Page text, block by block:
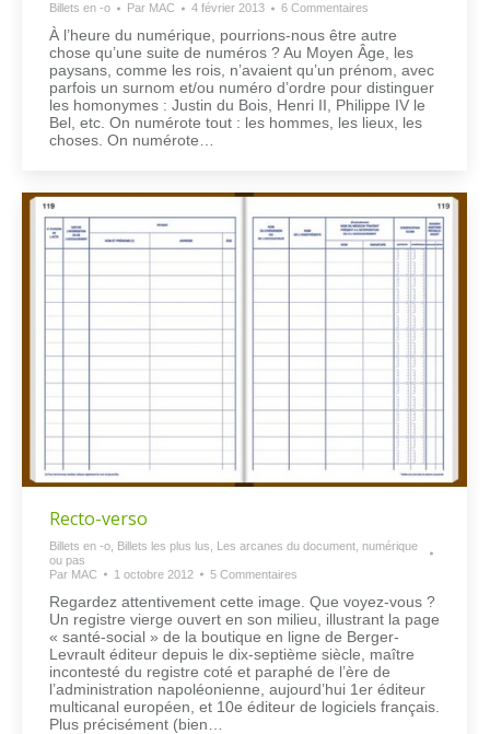
Billets en -o Par MAC 4 février 2013 6 Commentaires
À l’heure du numérique, pourrions-nous être autre
chose qu’une suite de numéros ? Au Moyen Âge, les
paysans, comme les rois, n’avaient qu’un prénom, avec
parfois un surnom et/ou numéro d’ordre pour distinguer
les homonymes : Justin du Bois, Henri II, Philippe IV le
Bel, etc. On numérote tout : les hommes, les lieux, les
choses. On numérote…
Recto-verso
Billets en -o Billets les plus lus
Les arcanes du document, numérique
ou pas
Par MAC 1 octobre 2012 5 Commentaires
Regardez attentivement cette image. Que voyez-vous ?
Un registre vierge ouvert en son milieu, illustrant la page
« santé-social » de la boutique en ligne de Berger-
Levrault éditeur depuis le dix-septième siècle, maître
incontesté du registre coté et paraphé de l’ère de
l’administration napoléonienne, aujourd’hui 1er éditeur
multicanal européen, et 10e éditeur de logiciels français.
Plus précisément (bien…